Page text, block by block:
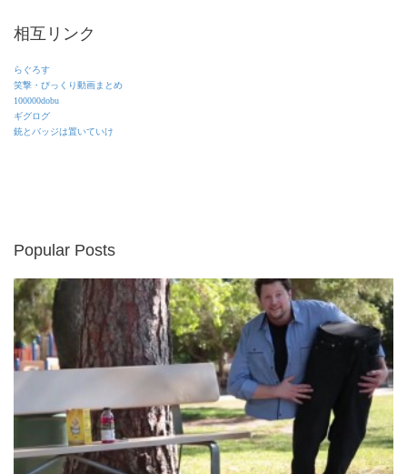
相互リンク
らぐろす
笑撃・びっくり動画まとめ
100000dobu
ギグログ
銃とバッジは置いていけ
Popular Posts